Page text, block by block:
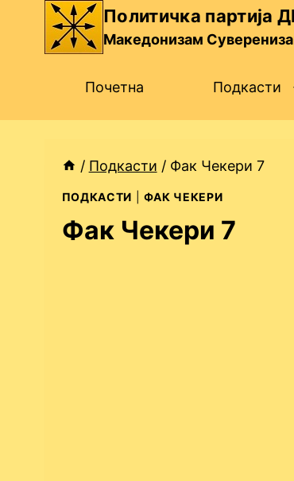
content
Политичка партија
Македонизам
Почетна Подкасти
/ Подкасти / Фак Чекери 7
ПОДКАСТИ |ФАК ЧЕКЕРИ
Фак Чекери 7